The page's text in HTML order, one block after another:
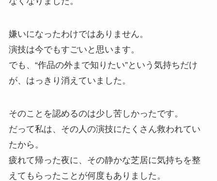
嫌いになったわけではありません。
演技は今でもすごいと思います。
でも、“作品の外まで知りたい”という気持ちだけ
が、はっきり消えていました。
そのことを認めるのは少し苦しかったです。
だって私は、その人の演技にたくさん救われてい
たから。
疲れて帰った夜に、その静かな芝居に気持ちを整
えてもらったことが何度もありました。